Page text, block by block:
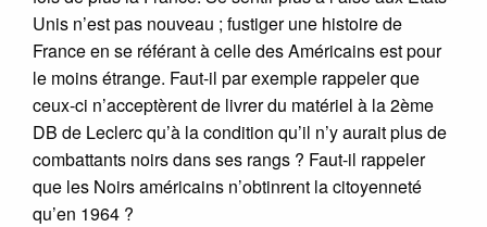
Unis n’est pas nouveau ; fustiger une histoire de
France en se référant à celle des Américains est pour
le moins étrange. Faut-il par exemple rappeler que
ceux-ci n’acceptèrent de livrer du matériel à la 2ème
DB de Leclerc qu’à la condition qu’il n’y aurait plus de
combattants noirs dans ses rangs ? Faut-il rappeler
que les Noirs américains n’obtinrent la citoyenneté
qu’en 1964 ?